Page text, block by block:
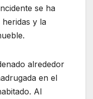
se ha
y la
alrededor
en el
Al